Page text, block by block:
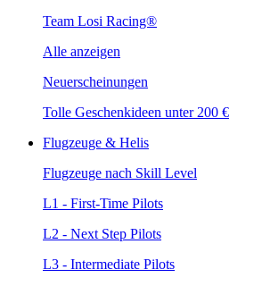
Team Losi Racing®
Alle anzeigen
Neuerscheinungen
Tolle Geschenkideen unter 200 €
Flugzeuge & Helis
Flugzeuge nach Skill Level
L1 - First-Time Pilots
L2 - Next Step Pilots
L3 - Intermediate Pilots